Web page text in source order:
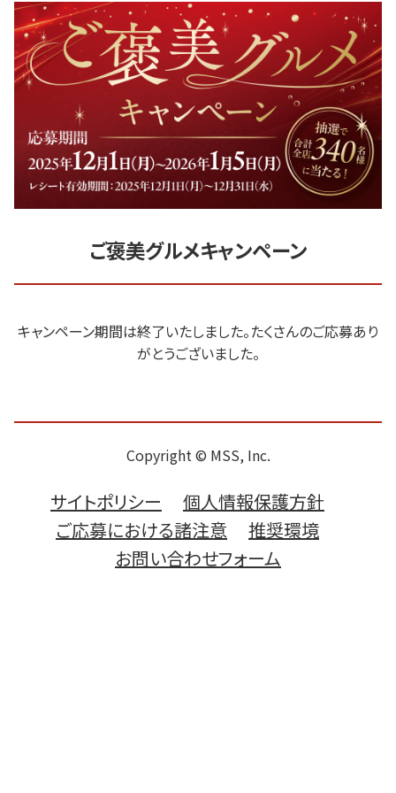
ご褒美グルメキャンペーン
キャンペーン期間は終了いたしました。たくさんのご応募あり
がとうございました。
Copyright © MSS, Inc.
サイトポリシー
個人情報保護方針
ご応募における諸注意
推奨環境
お問い合わせフォーム